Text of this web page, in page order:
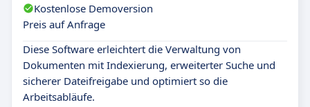
Kostenlose Demoversion
Preis auf Anfrage
Diese Software erleichtert die Verwaltung von
Dokumenten mit Indexierung, erweiterter Suche und
sicherer Dateifreigabe und optimiert so die
Arbeitsabläufe.